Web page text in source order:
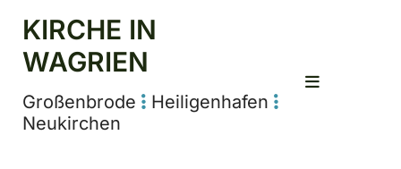
KIRCHE IN
WAGRIEN
Großenbrode  Heiligenhafen 
Neukirchen